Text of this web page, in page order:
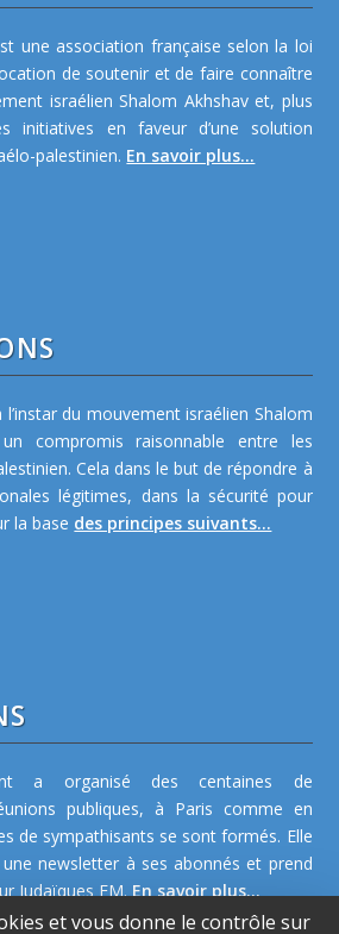
une association française selon la loi
de soutenir et de faire connaître
israélien Shalom Akhshav et, plus
initiatives en faveur d’une solution
palestinien. En savoir plus...
du mouvement israélien Shalom
compromis raisonnable entre les
Cela dans le but de répondre à
légitimes, dans la sécurité pour
la base des principes suivants...
a organisé des centaines de
publiques, à Paris comme en
de sympathisants se sont formés. Elle
newsletter à ses abonnés et prend
Judaïques FM.En savoir plus...
et vous donne le contrôle sur